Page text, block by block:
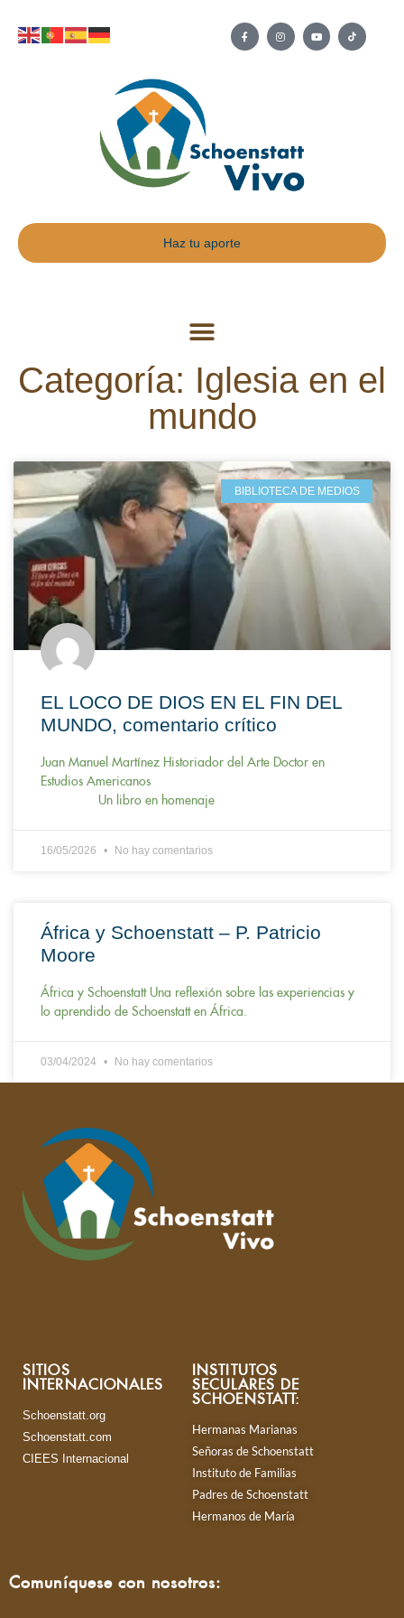
Haz tu aporte
Categoría: Iglesia en el
mundo
BIBLIOTECA DE MEDIOS
EL LOCO DE DIOS EN EL FIN DEL
MUNDO, comentario crítico
Juan Manuel Martínez Historiador del Arte Doctor en
Estudios Americanos
Un libro en homenaje
16/05/2026 No hay comentarios
África y Schoenstatt – P. Patricio
Moore
África y Schoenstatt Una reflexión sobre las experiencias y
lo aprendido de Schoenstatt en África.
03/04/2024 No hay comentarios
SITIOS
INTERNACIONALES
Schoenstatt.org
Schoenstatt.com
CIEES Internacional
INSTITUTOS
SECULARES DE
SCHOENSTATT:
Hermanas Marianas
Señoras de Schoenstatt
Instituto de Familias
Padres de Schoenstatt
Hermanos de María
Comuníquese con nosotros: